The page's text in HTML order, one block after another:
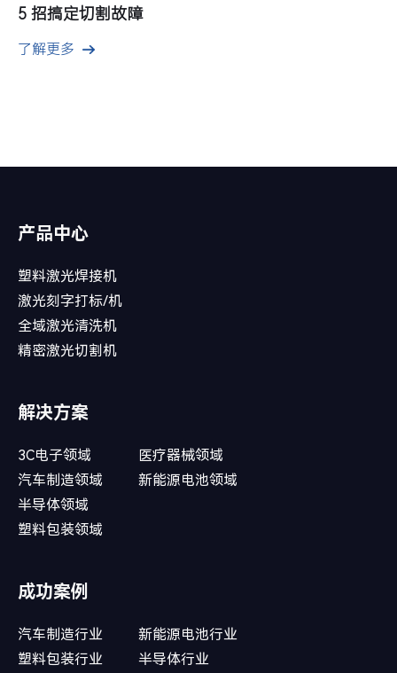
5 招搞定切割故障
了解更多
产品中心
塑料激光焊接机
激光刻字打标/机
全域激光清洗机
精密激光切割机
解决方案
3C电子领域
汽车制造领域
半导体领域
塑料包装领域
医疗器械领域
新能源电池领域
成功案例
汽车制造行业
塑料包装行业
新能源电池行业
半导体行业